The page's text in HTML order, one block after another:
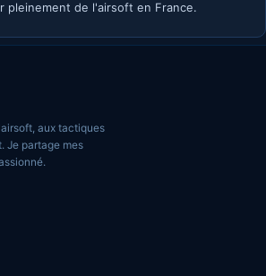
pleinement de l'airsoft en France.
aux tactiques
Je partage mes